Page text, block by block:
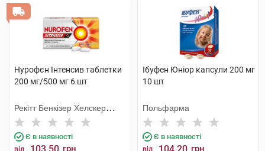
Нурофєн Інтенсив таблетки
200 мг/500 мг 6 шт
Рекітт Бенкізер Хелскер
Інтернешнл
Є в наявності
від грн
Ібуфен Юніор капсули 200 мг
10 шт
Польфарма
Є в наявності
від грн